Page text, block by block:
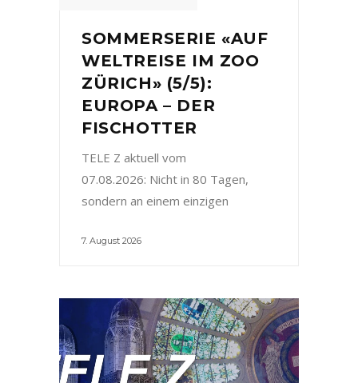
SOMMERSERIE «AUF
WELTREISE IM ZOO
ZÜRICH» (5/5):
EUROPA – DER
FISCHOTTER
TELE Z aktuell vom
07.08.2026: Nicht in 80 Tagen,
sondern an einem einzigen
7. August 2026